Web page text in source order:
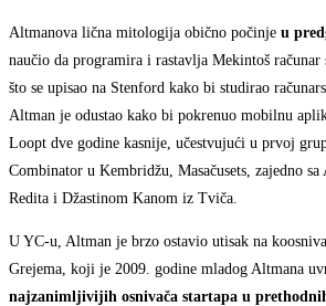
Altmanova lična mitologija obično počinje u
naučio da programira i rastavlja Mekintoš računar
što se upisao na Stenford kako bi studirao
Altman je odustao kako bi pokrenuo mobilnu
Loopt dve godine kasnije, učestvujući u prvoj
Combinator u Kembridžu, Masačusets, zajedno
Redita i Džastinom Kanom iz Tviča.
U YC-u, Altman je brzo ostavio utisak na
Grejema, koji je 2009. godine mladog Altmana
najzanimljivijih osnivača startapa u